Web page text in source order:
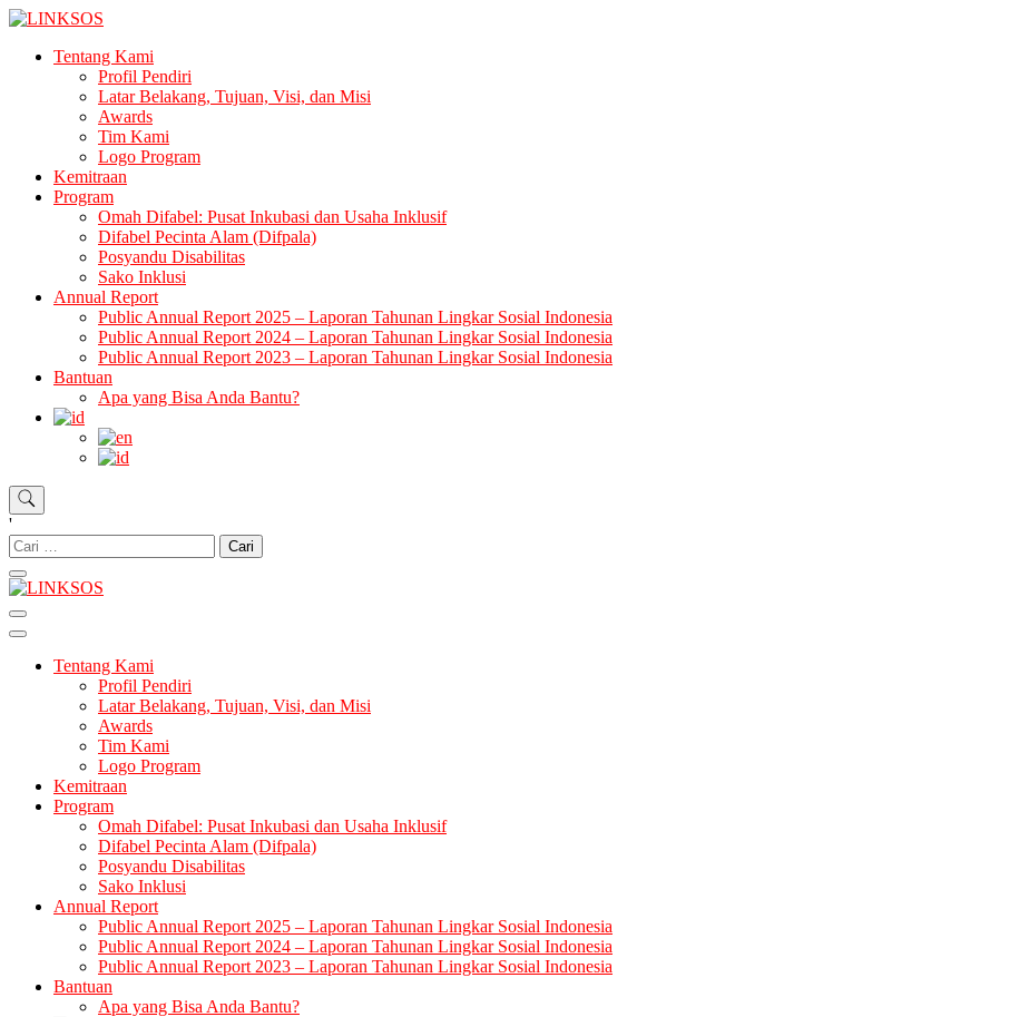
Skip
content
LINKSOSTentang Kami
Profil Pendiri
Latar Belakang, Tujuan, Visi, dan Misi
Awards
Tim Kami
Logo Program
Kemitraan
Program
Omah Difabel: Pusat Inkubasi dan Usaha Inklusif
Difabel Pecinta Alam (Difpala)
Posyandu Disabilitas
Sako Inklusi
Annual Report
Public Annual Report 2025 – Laporan Tahunan Lingkar Sosial Indonesia
Public Annual Report 2024 – Laporan Tahunan Lingkar Sosial Indonesia
Public Annual Report 2023 – Laporan Tahunan Lingkar Sosial Indonesia
Bantuan
Apa yang Bisa Anda Bantu?
'
Cari
untuk:
Tentang Kami
Profil Pendiri
Latar Belakang, Tujuan, Visi, dan Misi
Awards
Tim Kami
Logo Program
Kemitraan
Program
Omah Difabel: Pusat Inkubasi dan Usaha Inklusif
Difabel Pecinta Alam (Difpala)
Posyandu Disabilitas
Sako Inklusi
Annual Report
Public Annual Report 2025 – Laporan Tahunan Lingkar Sosial Indonesia
Public Annual Report 2024 – Laporan Tahunan Lingkar Sosial Indonesia
Public Annual Report 2023 – Laporan Tahunan Lingkar Sosial Indonesia
Bantuan
Apa yang Bisa Anda Bantu?